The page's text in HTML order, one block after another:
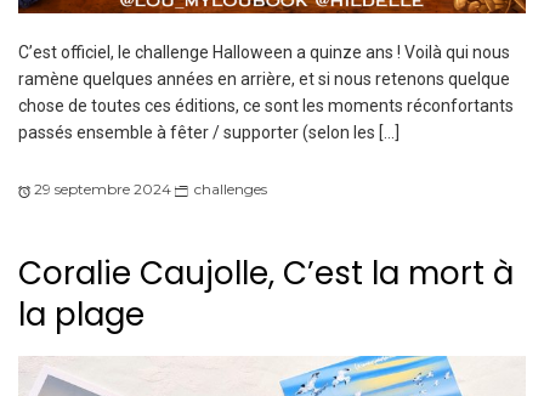
C’est officiel, le challenge Halloween a quinze ans ! Voilà qui nous
ramène quelques années en arrière, et si nous retenons quelque
chose de toutes ces éditions, ce sont les moments réconfortants
passés ensemble à fêter / supporter (selon les […]
29 septembre 2024 challenges
Coralie Caujolle, C’est la mort à
la plage